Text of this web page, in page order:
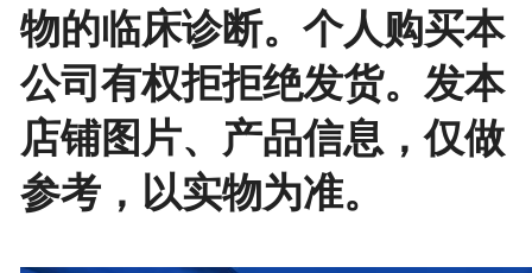
物的临床诊断。个人购买本
公司有权拒拒绝发货。发本
店铺图片、产品信息，仅做
参考，以实物为准。